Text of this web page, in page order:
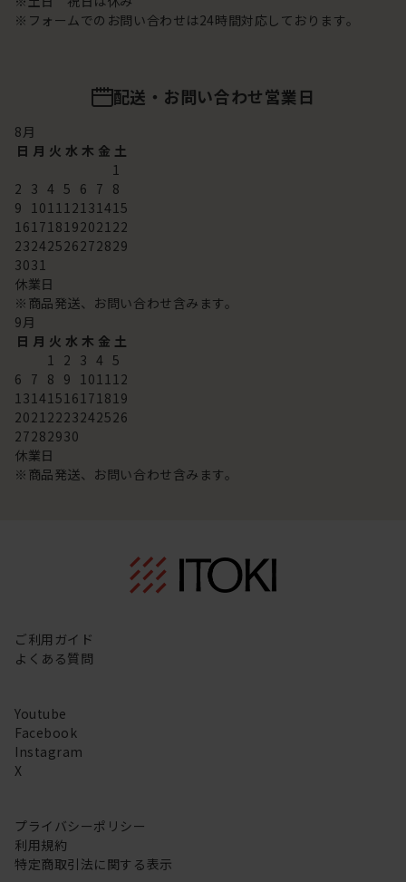
※フォームでのお問い合わせは24時間対応しております。
配送・お問い合わせ営業日
8月
日 月 火 水 木 金 土
1
2 3 4 5 6 7 8
9 101112131415
16171819202122
23242526272829
3031
休業日
※商品発送、お問い合わせ含みます。
9月
日 月 火 水 木 金 土
1 2 3 4 5
6 7 8 9 101112
13141516171819
20212223242526
27282930
休業日
※商品発送、お問い合わせ含みます。
ご利用ガイド
よくある質問
Youtube
Facebook
Instagram
X
プライバシーポリシー
利用規約
特定商取引法に関する表示